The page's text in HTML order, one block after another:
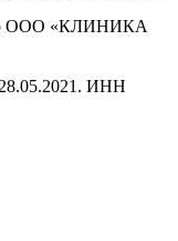
ООО «КЛИНИКА
ИНН